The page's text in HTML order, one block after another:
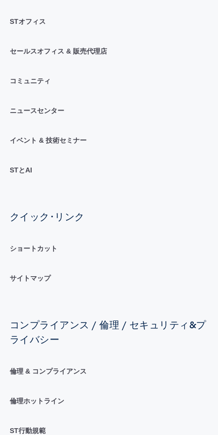
STオフィス
セールスオフィス & 販売代理店
コミュニティ
ニュースセンター
イベント & 技術セミナー
STとAI
クイック･リンク
ショートカット
サイトマップ
コンプライアンス / 倫理 / セキュリティ&プ
ライバシー
倫理 & コンプライアンス
倫理ホットライン
ST行動規範